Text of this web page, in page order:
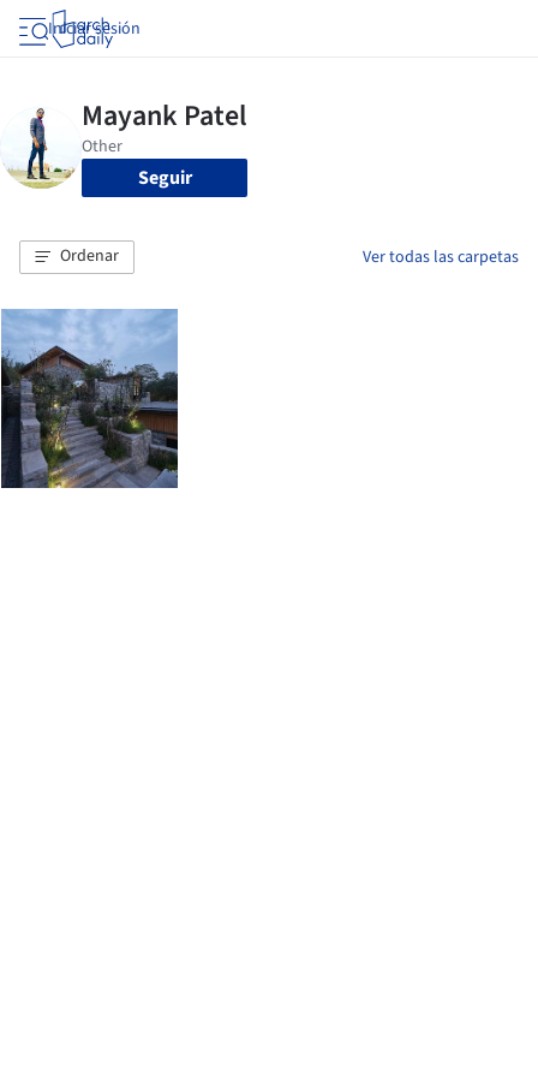
Iniciar sesión
Seguir
Ordenar Ver todas las carpetas